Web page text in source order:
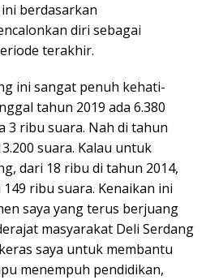
berdasarkan
diri sebagai
terakhir.
ini sangat penuh kehati-
tahun 2019 ada 6.380
3 ribu suara. Nah di tahun
suara. Kalau untuk
dari 18 ribu di tahun 2014,
ribu suara. Kenaikan ini
saya yang terus berjuang
masyarakat Deli Serdang
saya untuk membantu
menempuh pendidikan,